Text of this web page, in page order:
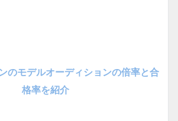
のモデルオーディションの倍率と合
格率を紹介